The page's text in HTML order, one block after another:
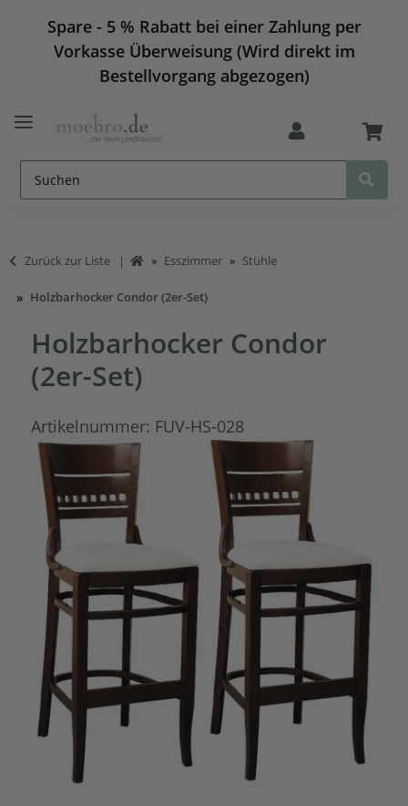
Spare - 5 % Rabatt bei einer Zahlung per
Vorkasse Überweisung (Wird direkt im
Bestellvorgang abgezogen)
Zurück zur Liste Esszimmer Stühle
Holzbarhocker Condor (2er-Set)
Holzbarhocker Condor
(2er-Set)
Artikelnummer: FUV-HS-028